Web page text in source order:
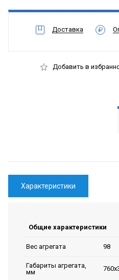
Доставка
Добавить в
Характеристики
Общие характеристики
Вес агрегата 98
Габариты агрегата,
мм